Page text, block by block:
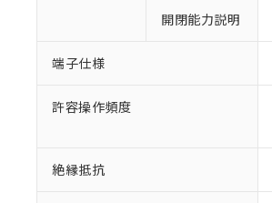
開閉能力説明
端子仕様
許容操作頻度
絶縁抵抗